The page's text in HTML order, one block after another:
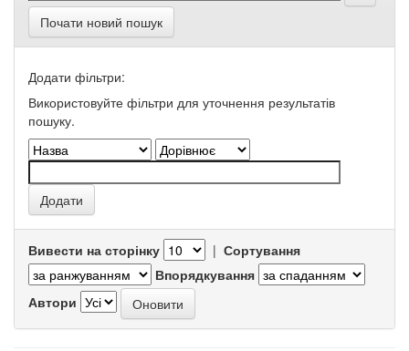
Почати новий пошук
Додати фільтри:
Використовуйте фільтри для уточнення результатів
пошуку.
Вивести на сторінку | Сортування
Впорядкування
Автори